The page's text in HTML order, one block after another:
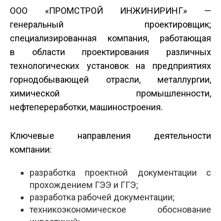
ООО «ПРОМСТРОЙ ИНЖИНИРИНГ» —
генеральный проектировщик;
специализированная компания, работающая
в области проектирования различных
технологических установок на предприятиях
горнодобывающей отрасли, металлургии,
химической промышленности,
нефтепереработки, машиностроения.
Ключевые направления деятельности
компании:
разработка проектной документации с
прохождением ГЭЭ и ГГЭ;
разработка рабочей документации;
технико­экономическое обоснование